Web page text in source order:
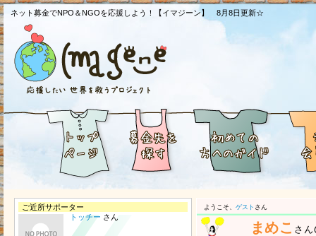
ネット募金でNPO＆NGOを応援しよう！【イマジーン】 8月8日更新☆
ご近所サポーター
トッチー さん
ようこそ、 ゲスト さん
まめこ さん